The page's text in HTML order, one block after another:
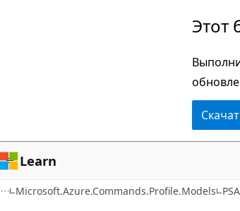
Этот
Learn
Microsoft.Azure.Commands.Profile.Models